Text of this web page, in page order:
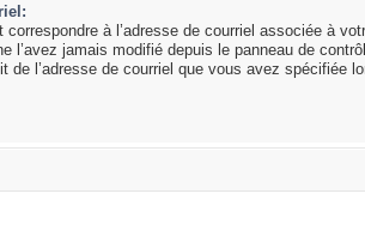
correspondre à l’adresse de courriel associée à
l’avez jamais modifié depuis le panneau de
de l’adresse de courriel que vous avez spécifiée